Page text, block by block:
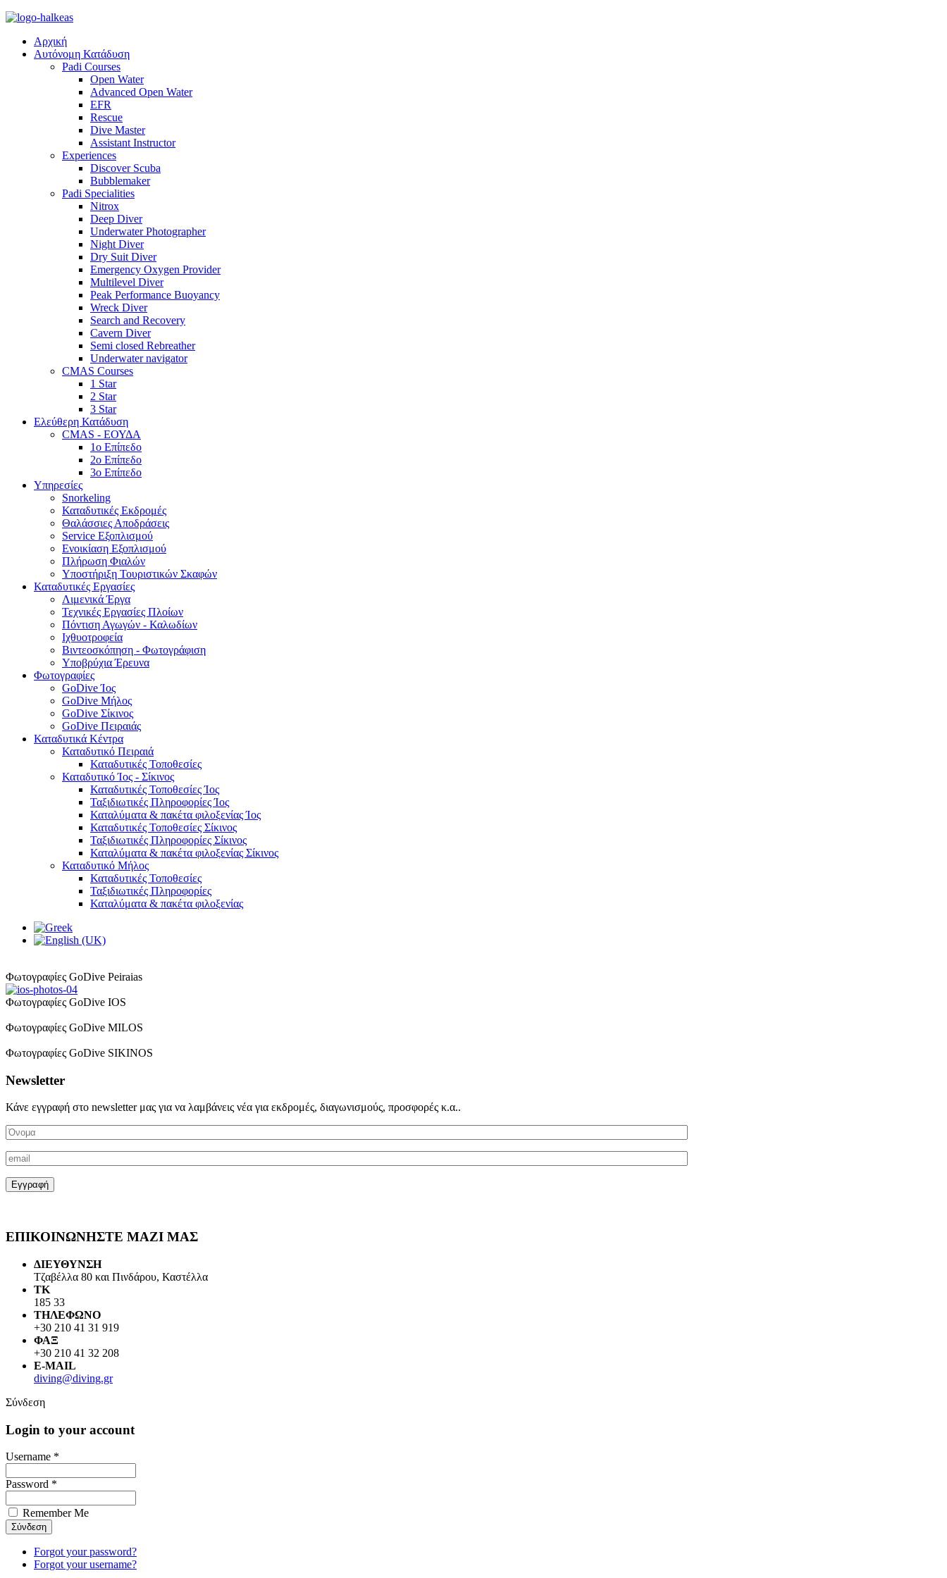
Αρχική
Αυτόνομη Κατάδυση
Padi Courses
Open Water
Advanced Open Water
EFR
Rescue
Dive Master
Assistant Instructor
Experiences
Discover Scuba
Bubblemaker
Padi Specialities
Nitrox
Deep Diver
Underwater Photographer
Night Diver
Dry Suit Diver
Emergency Oxygen Provider
Multilevel Diver
Peak Performance Buoyancy
Wreck Diver
Search and Recovery
Cavern Diver
Semi closed Rebreather
Underwater navigator
CMAS Courses
1 Star
2 Star
3 Star
Ελεύθερη Κατάδυση
CMAS - ΕΟΥΔΑ
1ο Επίπεδο
2ο Επίπεδο
3ο Επίπεδο
Υπηρεσίες
Snorkeling
Καταδυτικές Εκδρομές
Θαλάσσιες Αποδράσεις
Service Εξοπλισμού
Ενοικίαση Εξοπλισμού
Πλήρωση Φιαλών
Υποστήριξη Τουριστικών Σκαφών
Καταδυτικές Εργασίες
Λιμενικά Έργα
Τεχνικές Εργασίες Πλοίων
Πόντιση Αγωγών - Καλωδίων
Ιχθυοτροφεία
Βιντεοσκόπηση - Φωτογράφιση
Υποβρύχια Έρευνα
Φωτογραφίες
GoDive Ίος
GoDive Μήλος
GoDive Σίκινος
GoDive Πειραιάς
Καταδυτικά Κέντρα
Καταδυτικό Πειραιά
Καταδυτικές Τοποθεσίες
Καταδυτικό Ίος - Σίκινος
Καταδυτικές Τοποθεσίες Ίος
Ταξιδιωτικές Πληροφορίες Ίος
Καταλύματα & πακέτα φιλοξενίας Ίος
Καταδυτικές Τοποθεσίες Σίκινος
Ταξιδιωτικές Πληροφορίες Σίκινος
Καταλύματα & πακέτα φιλοξενίας Σίκινος
Καταδυτικό Μήλος
Καταδυτικές Τοποθεσίες
Ταξιδιωτικές Πληροφορίες
Καταλύματα & πακέτα φιλοξενίας
Φωτογραφίες GoDive Peiraias
Φωτογραφίες GoDive IOS
Φωτογραφίες GoDive MILOS
Φωτογραφίες GoDive SIKINOS
Newsletter
Κάνε εγγραφή στο newsletter μας για να λαμβάνεις νέα για εκδρομές, διαγωνισμούς, προσφορές κ.α..
ΕΠΙΚΟΙΝΩΝΗΣΤΕ ΜΑΖΙ ΜΑΣ
ΔΙΕΥΘΥΝΣΗ
Τζαβέλλα 80 και Πινδάρου, Καστέλλα
ΤΚ
185 33
ΤΗΛΕΦΩΝΟ
+30 210 41 31 919
ΦΑΞ
+30 210 41 32 208
E-MAIL
diving@diving.gr
Σύνδεση
Login to your account
Username *
Password *
Remember Me
Forgot your password?
Forgot your username?